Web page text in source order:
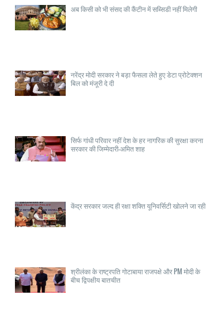
अब किसी को भी संसद की कैंटीन में सब्सिडी नहीं मिलेगी
नरेंद्र मोदी सरकार ने बड़ा फैसला लेते हुए डेटा प्रोटेक्शन
बिल को मंजूरी दे दी
सिर्फ गांधी परिवार नहीं देश के हर नागरिक की सुरक्षा करना
सरकार की जिम्मेदारी-अमित शाह
केंद्र सरकार जल्द ही रक्षा शक्ति यूनिवर्सिटी खोलने जा रही
श्रीलंका के राष्ट्रपति गोटाबाया राजपक्षे और PM मोदी के
बीच द्विपक्षीय बातचीत